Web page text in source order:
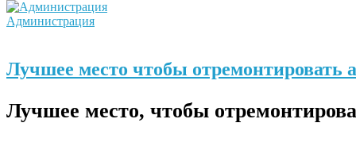
Администрация
Лучшее место чтобы отремонтировать
Лучшее место, чтобы